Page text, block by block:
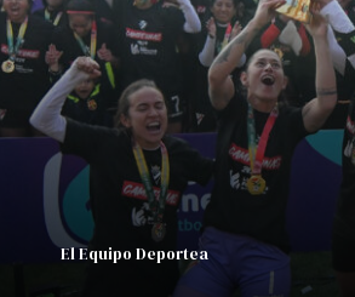
El Equipo Deportea